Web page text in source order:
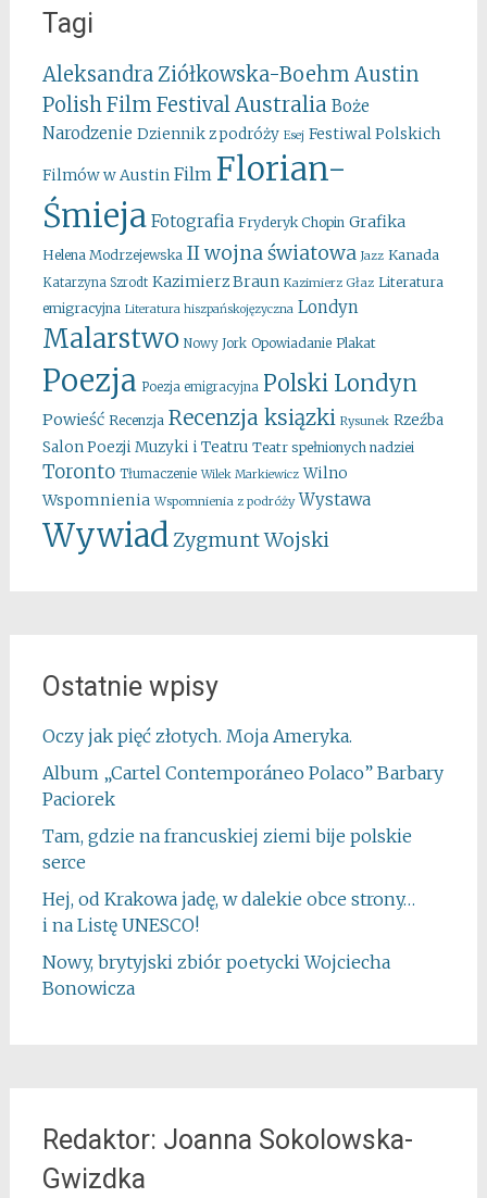
Tagi
Aleksandra Ziółkowska-Boehm Austin
Polish Film FestivalAustralia Boże
Narodzenie Dziennik z podróży Esej Festiwal Polskich
Filmów w Austin Film Florian-
Śmieja Fotografia Fryderyk Chopin Grafika
Helena Modrzejewska II wojna światowa Jazz Kanada
Katarzyna Szrodt Kazimierz Braun Kazimierz Głaz Literatura
emigracyjna Literatura hiszpańskojęzyczna Londyn
Malarstwo Nowy Jork Opowiadanie Plakat
Poezja Poezja emigracyjna Polski Londyn
Powieść Recenzja Recenzja ksiązki Rysunek Rzeźba
Salon Poezji Muzyki i Teatru Teatr spełnionych nadziei
Toronto Tłumaczenie Wilek Markiewicz Wilno
Wspomnienia Wspomnienia z podróży Wystawa
WywiadZygmunt Wojski
Ostatnie wpisy
Oczy jak pięć złotych. Moja Ameryka.
Album „Cartel Contemporáneo Polaco” Barbary
Paciorek
Tam, gdzie na francuskiej ziemi bije polskie
serce
Hej, od Krakowa jadę, w dalekie obce strony…
i na Listę UNESCO!
Nowy, brytyjski zbiór poetycki Wojciecha
Bonowicza
Redaktor: Joanna Sokolowska-
Gwizdka